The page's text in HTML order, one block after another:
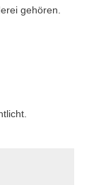
gehören.